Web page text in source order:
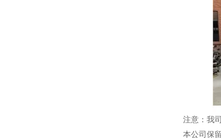
注意：我
本公司保